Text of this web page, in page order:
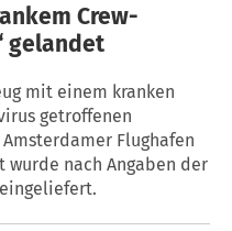
Crew-
gelandet
mit einem kranken
getroffenen
Flughafen
nach Angaben der